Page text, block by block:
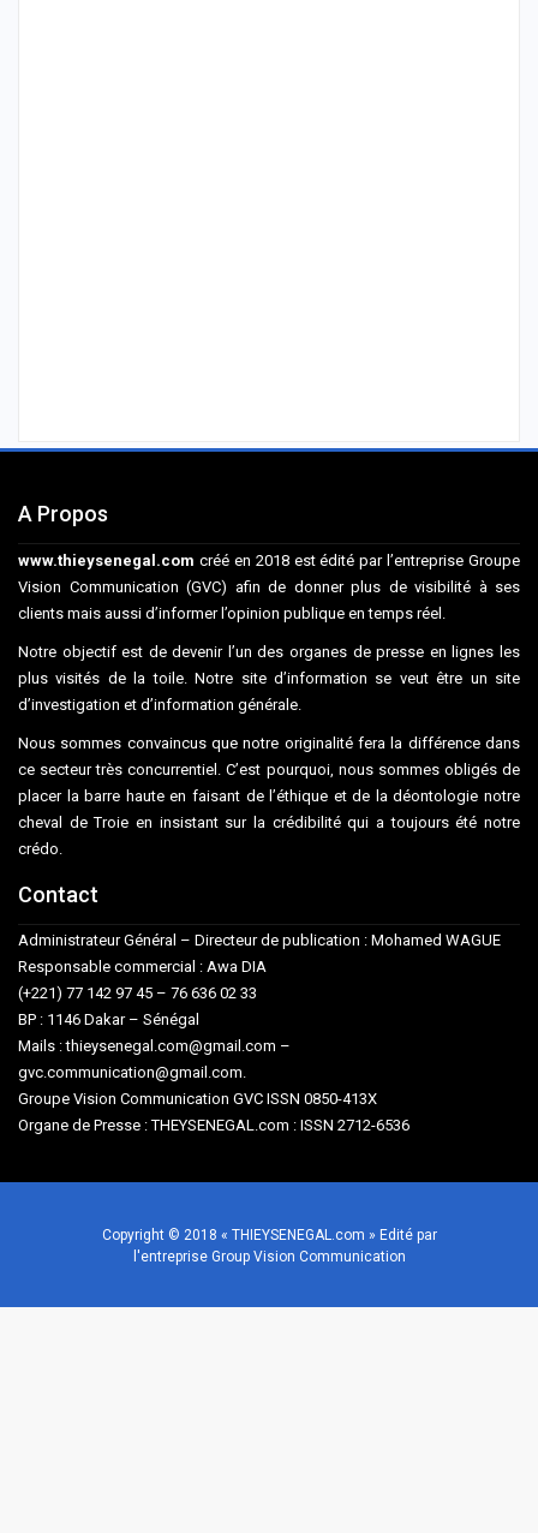
A Propos
www.thieysenegal.com créé en 2018 est édité par l’entreprise Groupe
Vision Communication (GVC) afin de donner plus de visibilité à ses
clients mais aussi d’informer l’opinion publique en temps réel.
Notre objectif est de devenir l’un des organes de presse en lignes les
plus visités de la toile. Notre site d’information se veut être un site
d’investigation et d’information générale.
Nous sommes convaincus que notre originalité fera la différence dans
ce secteur très concurrentiel. C’est pourquoi, nous sommes obligés de
placer la barre haute en faisant de l’éthique et de la déontologie notre
cheval de Troie en insistant sur la crédibilité qui a toujours été notre
crédo.
Contact
Administrateur Général – Directeur de publication : Mohamed WAGUE
Responsable commercial : Awa DIA
(+221) 77 142 97 45 – 76 636 02 33
BP : 1146 Dakar – Sénégal
Mails : thieysenegal.com@gmail.com –
gvc.communication@gmail.com.
Groupe Vision Communication GVC ISSN 0850-413X
Organe de Presse : THEYSENEGAL.com : ISSN 2712-6536
Copyright © 2018 « THIEYSENEGAL.com » Edité par
l'entreprise Group Vision Communication